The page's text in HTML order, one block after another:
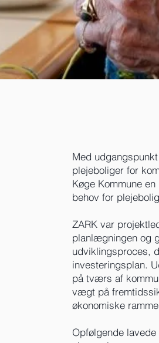
Med
plejeboliger for
Køge Kommune
behov for
ZARK var
planlægningen og
udviklingsproces,
investeringsplan.
på tværs af
vægt på
øko­nomiske
Opfølgende